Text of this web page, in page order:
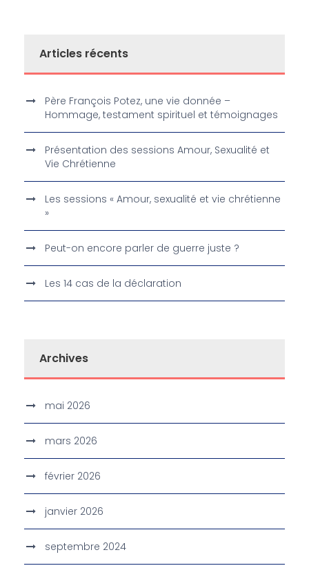
Articles récents
Père François Potez, une vie donnée –
Hommage, testament spirituel et témoignages
Présentation des sessions Amour, Sexualité et
Vie Chrétienne
Les sessions « Amour, sexualité et vie chrétienne
»
Peut-on encore parler de guerre juste ?
Les 14 cas de la déclaration
Archives
mai 2026
mars 2026
février 2026
janvier 2026
septembre 2024